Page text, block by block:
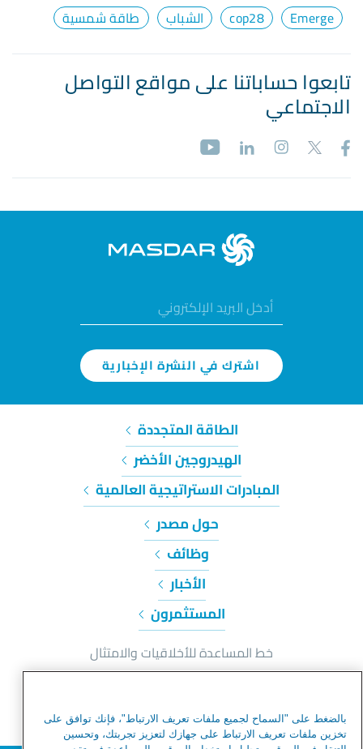
Emerge
cop28 الشباب طاقة شمسية
تابعوا حساباتنا على مواقع التواصل
الاجتماعي
اشترك في النشرة الإخبارية
الطاقة المتجددة
الهيدروجين الأخضر
المبادرات الاستراتيجية العالمية
حول مصدر
وظائف
الأخبار
المستثمرون
خط المساعدة للأخلاقيات والامتثال
إشعار الخصوصية وملفات تعريف الارتباط
شروط الاستخدام
بالضغط على "السماح لجميع ملفات تعريف الارتباط"، فإنك توافق على
تخزين ملفات تعريف الارتباط على جهازك لتعزيز تجربتك، وتحسين